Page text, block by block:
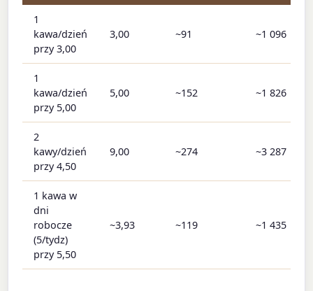
1
kawa/dzień
przy 3,00
3,00 ~91 ~1 096
1
kawa/dzień
przy 5,00
5,00 ~152 ~1 826
2
kawy/dzień
przy 4,50
9,00 ~274 ~3 287
1 kawa w
dni
robocze
(5/tydz)
przy 5,50
~3,93 ~119 ~1 435